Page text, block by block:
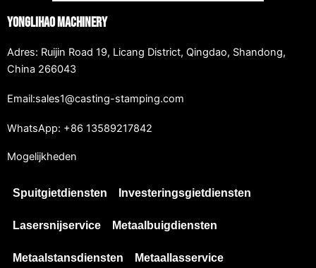
Yonglihao Machinery
Adres: Ruijin Road 19, Licang District, Qingdao, Shandong,
China 266043
Email:sales1@casting-stamping.com
WhatsApp: +86 13589217842
Mogelijkheden
Spuitgietdiensten Investeringsgietdiensten
Lasersnijservice Metaalbuigdiensten
Metaalstansdiensten Metaallasservice